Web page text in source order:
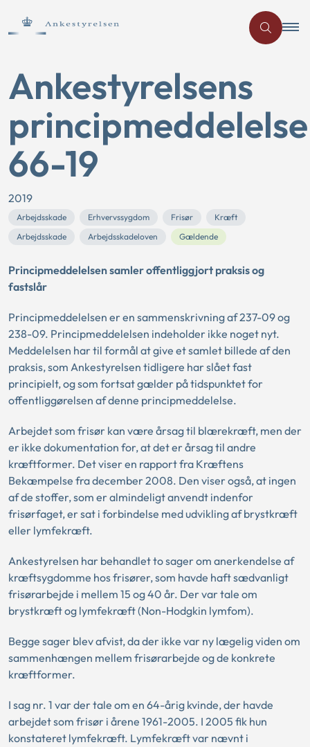
Ankestyrelsens
principmeddelelse
66-19
2019
Arbejdsskade Erhvervssygdom Frisør
Kræft
Arbejdsskade
Arbejdsskadeloven Gældende
Principmeddelelsen samler offentliggjort praksis og
fastslår
Principmeddelelsen er en sammenskrivning af 237-09 og
238-09. Principmeddelelsen indeholder ikke noget nyt.
Meddelelsen har til formål at give et samlet billede af den
praksis, som Ankestyrelsen tidligere har slået fast
principielt, og som fortsat gælder på tidspunktet for
offentliggørelsen af denne principmeddelelse.
Arbejdet som frisør kan være årsag til blærekræft, men der
er ikke dokumentation for, at det er årsag til andre
kræftformer. Det viser en rapport fra Kræftens
Bekæmpelse fra december 2008. Den viser også, at ingen
af de stoffer, som er almindeligt anvendt indenfor
frisørfaget, er sat i forbindelse med udvikling af brystkræft
eller lymfekræft.
Ankestyrelsen har behandlet to sager om anerkendelse af
kræftsygdomme hos frisører, som havde haft sædvanligt
frisørarbejde i mellem 15 og 40 år. Der var tale om
brystkræft og lymfekræft (Non-Hodgkin lymfom).
Begge sager blev afvist, da der ikke var ny lægelig viden om
sammenhængen mellem frisørarbejde og de konkrete
kræftformer.
I sag nr. 1 var der tale om en 64-årig kvinde, der havde
arbejdet som frisør i årene 1961-2005. I 2005 fik hun
konstateret lymfekræft. Lymfekræft var nævnt i